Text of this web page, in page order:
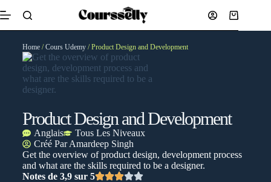
Home/Cours Udemy/ Product Design and Development
Product Design and Development
Anglais
Tous Les Niveaux
Créé ParAmardeep Singh
Get the overview of product design, development process
and what are the skills required to be a designer.
Notes de 3,9 sur 5